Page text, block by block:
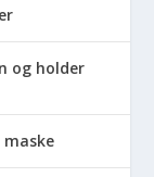
og holder
maske